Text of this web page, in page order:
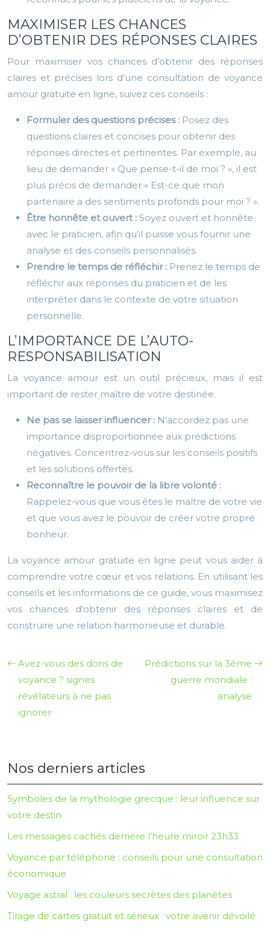
MAXIMISER LES CHANCES
D’OBTENIR DES RÉPONSES CLAIRES
Pour maximiser vos chances d’obtenir des réponses
claires et précises lors d’une consultation de voyance
amour gratuite en ligne, suivez ces conseils :
Formuler des questions précises : Posez des
questions claires et concises pour obtenir des
réponses directes et pertinentes. Par exemple, au
lieu de demander « Que pense-t-il de moi ? », il est
plus précis de demander « Est-ce que mon
partenaire a des sentiments profonds pour moi ? ».
Être honnête et ouvert : Soyez ouvert et honnête
avec le praticien, afin qu’il puisse vous fournir une
analyse et des conseils personnalisés.
Prendre le temps de réfléchir : Prenez le temps de
réfléchir aux réponses du praticien et de les
interpréter dans le contexte de votre situation
personnelle.
L’IMPORTANCE DE L’AUTO-
RESPONSABILISATION
La voyance amour est un outil précieux, mais il est
important de rester maître de votre destinée.
Ne pas se laisser influencer : N’accordez pas une
importance disproportionnée aux prédictions
négatives. Concentrez-vous sur les conseils positifs
et les solutions offertes.
Reconnaître le pouvoir de la libre volonté :
Rappelez-vous que vous êtes le maître de votre vie
et que vous avez le pouvoir de créer votre propre
bonheur.
La voyance amour gratuite en ligne peut vous aider à
comprendre votre cœur et vos relations. En utilisant les
conseils et les informations de ce guide, vous maximisez
vos chances d’obtenir des réponses claires et de
construire une relation harmonieuse et durable.
Avez-vous des dons de
voyance ? signes
révélateurs à ne pas
ignorer
Prédictions sur la 3ème
guerre mondiale :
analyse
Nos derniers articles
Symboles de la mythologie grecque : leur influence sur
votre destin
Les messages cachés derrière l’heure miroir 23h33
Voyance par téléphone : conseils pour une consultation
économique
Voyage astral : les couleurs secrètes des planètes
Tirage de cartes gratuit et sérieux : votre avenir dévoilé